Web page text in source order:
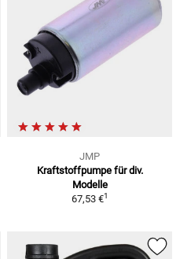
JMP
Kraftstoffpumpe für div.
Modelle
67,53 €1